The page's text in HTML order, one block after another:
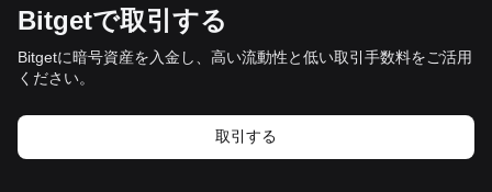
Bitgetで取引する
Bitgetに暗号資産を入金し、高い流動性と低い取引手数料をご活用
ください。
取引する